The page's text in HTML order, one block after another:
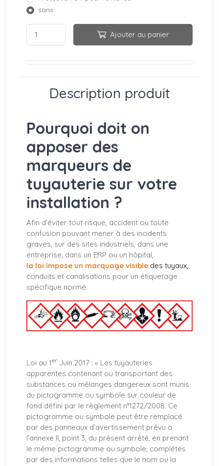
sans
Ajouter au panier
Description produit
Pourquoi doit on
apposer des
marqueurs de
tuyauterie sur votre
installation ?
Afin d’éviter tout risque, accident ou toute
confusion pouvant mener à des incidents
graves, sur des sites industriels, dans une
entreprise, dans un ERP ou un hôpital,
la loi impose un marquage visible des tuyaux,
conduits et canalisations pour un étiquetage
spécifique normé.
Loi au 1er Juin 2017 : « Les tuyauteries
apparentes contenant ou transportant des
substances ou mélanges dangereux sont munis
du pictogramme ou symbole sur couleur de
fond défini par le règlement n°1272/2008. Ce
pictogramme ou symbole peut être remplacé
par des panneaux d’avertissement prévu à
l’annexe II, point 3, du présent arrêté, en prenant
le même pictogramme ou symbole, complétés
par des informations telles que le nom ou la